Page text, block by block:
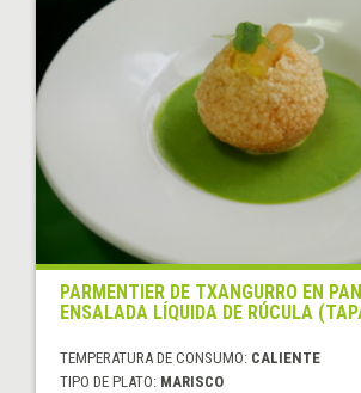
PARMENTIER DE TXANGURRO EN
ENSALADA LÍQUIDA DE RÚCULA
TEMPERATURA DE CONSUMO: CALIENTE
TIPO DE PLATO: MARISCO